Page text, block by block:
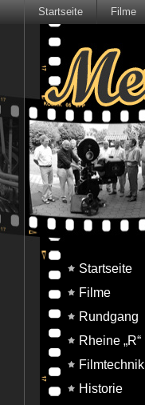
Startseite Filme
Startseite
Filme
Rundgang
Rheine „R“
Filmtechnik
Historie